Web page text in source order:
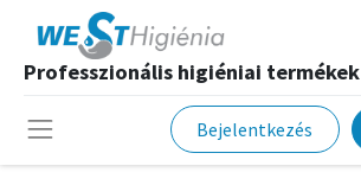
Professzionális higiéniai termékek
Bejelentkezés